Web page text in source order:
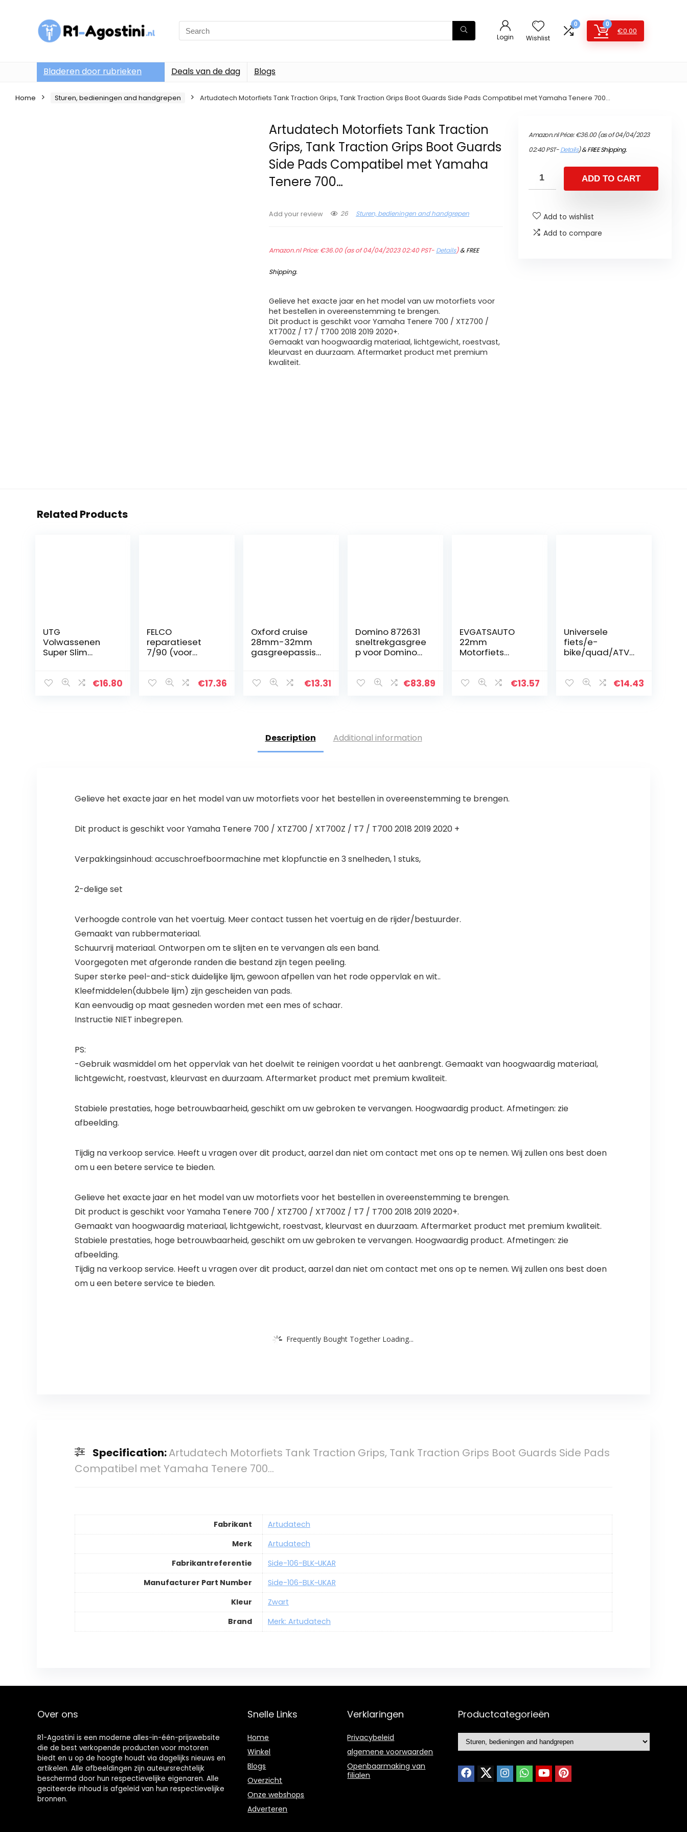
Search
for:
Login Wishlist
0 0
€0.00
Bladeren door rubrieken Deals van de dag Blogs
Home Sturen, bedieningen and handgrepen Artudatech Motorfiets Tank Traction Grips, Tank Traction Grips Boot Guards Side Pads Compatibel met Yamaha Tenere 700…
Artudatech Motorfiets Tank Traction
Grips, Tank Traction Grips Boot Guards
Side Pads Compatibel met Yamaha
Tenere 700…
Add your review 26 Sturen, bedieningen and handgrepen
Amazon.nl Price:€36.00(as of 04/04/2023 02:40 PST- Details)&FREE
Shipping.
Gelieve het exacte jaar en het model van uw motorfiets voor
het bestellen in overeenstemming te brengen.
Dit product is geschikt voor Yamaha Tenere 700 / XTZ700 /
XT700Z / T7 / T700 2018 2019 2020+.
Gemaakt van hoogwaardig materiaal, lichtgewicht, roestvast,
kleurvast en duurzaam. Aftermarket product met premium
kwaliteit.
Amazon.nl Price:€36.00(as of 04/04/2023
02:40 PST-Details)&FREE Shipping.
ADD TO CART
Add to wishlist
Add to compare
Related Products
UTG
Volwassenen
Super Slim
sleuven MT-€16.80
FELCO
reparatieset
7/90 (voor
eenvoudige€17.36
Oxford cruise
28mm-32mm
gasgreepassist
€13.31
Domino 872631
sneltrekgasgree
p voor Domino
€83.89
EVGATSAUTO
22mm
Motorfiets
c Gashendel€13.57
Universele
fiets/e-
bike/quad/ATV
22 mm (strip)
€14.43
Description Additional information
Gelieve het exacte jaar en het model van uw motorfiets voor het bestellen in overeenstemming te brengen.
Dit product is geschikt voor Yamaha Tenere 700 / XTZ700 / XT700Z / T7 / T700 2018 2019 2020 +
Verpakkingsinhoud: accuschroefboormachine met klopfunctie en 3 snelheden, 1 stuks,
2-delige set
Verhoogde controle van het voertuig. Meer contact tussen het voertuig en de rijder/bestuurder.
Gemaakt van rubbermateriaal.
Schuurvrij materiaal. Ontworpen om te slijten en te vervangen als een band.
Voorgegoten met afgeronde randen die bestand zijn tegen peeling.
Super sterke peel-and-stick duidelijke lijm, gewoon afpellen van het rode oppervlak en wit..
Kleefmiddelen(dubbele lijm) zijn gescheiden van pads.
Kan eenvoudig op maat gesneden worden met een mes of schaar.
Instructie NIET inbegrepen.
PS:
-Gebruik wasmiddel om het oppervlak van het doelwit te reinigen voordat u het aanbrengt. Gemaakt van hoogwaardig materiaal,
lichtgewicht, roestvast, kleurvast en duurzaam. Aftermarket product met premium kwaliteit.
Stabiele prestaties, hoge betrouwbaarheid, geschikt om uw gebroken te vervangen. Hoogwaardig product. Afmetingen: zie
afbeelding.
Tijdig na verkoop service. Heeft u vragen over dit product, aarzel dan niet om contact met ons op te nemen. Wij zullen ons best doen
om u een betere service te bieden.
Gelieve het exacte jaar en het model van uw motorfiets voor het bestellen in overeenstemming te brengen.
Dit product is geschikt voor Yamaha Tenere 700 / XTZ700 / XT700Z / T7 / T700 2018 2019 2020+.
Gemaakt van hoogwaardig materiaal, lichtgewicht, roestvast, kleurvast en duurzaam. Aftermarket product met premium kwaliteit.
Stabiele prestaties, hoge betrouwbaarheid, geschikt om uw gebroken te vervangen. Hoogwaardig product. Afmetingen: zie
afbeelding.
Tijdig na verkoop service. Heeft u vragen over dit product, aarzel dan niet om contact met ons op te nemen. Wij zullen ons best doen
om u een betere service te bieden.
Frequently Bought Together Loading...
Specification:Artudatech Motorfiets Tank Traction Grips, Tank Traction Grips Boot Guards Side Pads
Compatibel met Yamaha Tenere 700…
Fabrikant
Artudatech
Merk
Artudatech
Fabrikantreferentie
Side-106-BLK~UKAR
Manufacturer Part Number
Side-106-BLK~UKAR
Kleur
Zwart
Brand
Merk: Artudatech
Over ons
R1-Agostini is een moderne alles-in-één-prijswebsite
die de best verkopende producten voor motoren
biedt en u op de hoogte houdt via dagelijks nieuws en
artikelen. Alle afbeeldingen zijn auteursrechtelijk
beschermd door hun respectievelijke eigenaren. Alle
geciteerde inhoud is afgeleid van hun respectievelijke
bronnen.
Snelle Links
Home
Winkel
Blogs
Overzicht
Onze webshops
Adverteren
Verklaringen
Privacybeleid
algemene voorwaarden
Openbaarmaking van
filialen
Productcategorieën